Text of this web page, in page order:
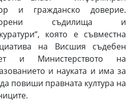
и гражданско доверие.
съдилища и
която е съвместна
на Висшия съдебен
и Министерството на
и науката и има за
повиши правната култура на